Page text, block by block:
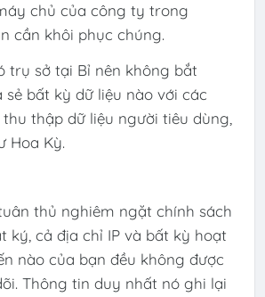
chủ của công ty trong
cần khôi phục chúng.
trụ sở tại Bỉ nên không bắt
sẻ bất kỳ dữ liệu nào với các
thập dữ liệu người tiêu dùng,
Hoa Kỳ.
thủ nghiêm ngặt chính sách
ký, cả địa chỉ IP và bất kỳ hoạt
nào của bạn đều không được
Thông tin duy nhất nó ghi lại